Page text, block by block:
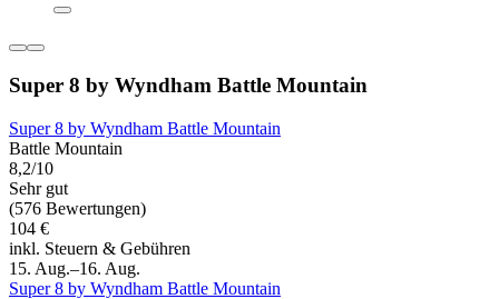
Super 8 by Wyndham Battle Mountain
Super 8 by Wyndham Battle Mountain
Battle Mountain
8,2/10
Sehr gut
(576 Bewertungen)
104 €
inkl. Steuern & Gebühren
15. Aug.–16. Aug.
Super 8 by Wyndham Battle Mountain